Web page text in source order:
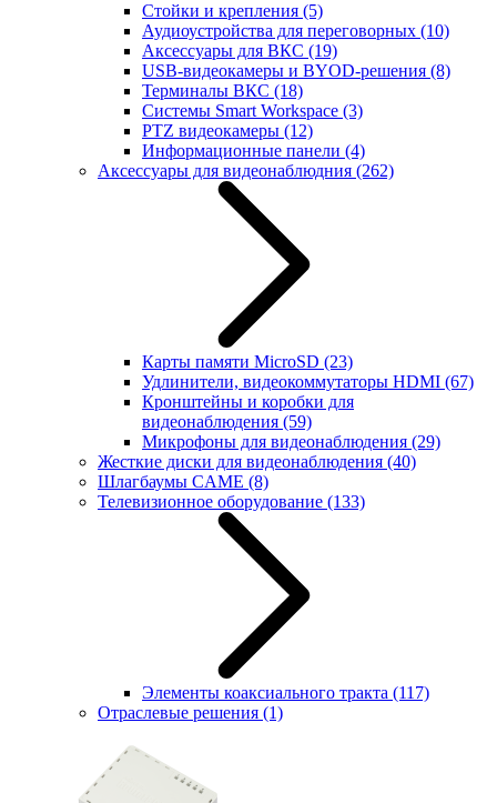
Стойки и крепления (5)
Аудиоустройства для переговорных (10)
Аксессуары для ВКС (19)
USB-видеокамеры и BYOD-решения (8)
Терминалы ВКС (18)
Системы Smart Workspace (3)
PTZ видеокамеры (12)
Информационные панели (4)
Аксессуары для видеонаблюдния (262)
Карты памяти MicroSD (23)
Удлинители, видеокоммутаторы HDMI (67)
Кронштейны и коробки для
видеонаблюдения (59)
Микрофоны для видеонаблюдения (29)
Жесткие диски для видеонаблюдения (40)
Шлагбаумы CAME (8)
Телевизионное оборудование (133)
Элементы коаксиального тракта (117)
Отраслевые решения (1)